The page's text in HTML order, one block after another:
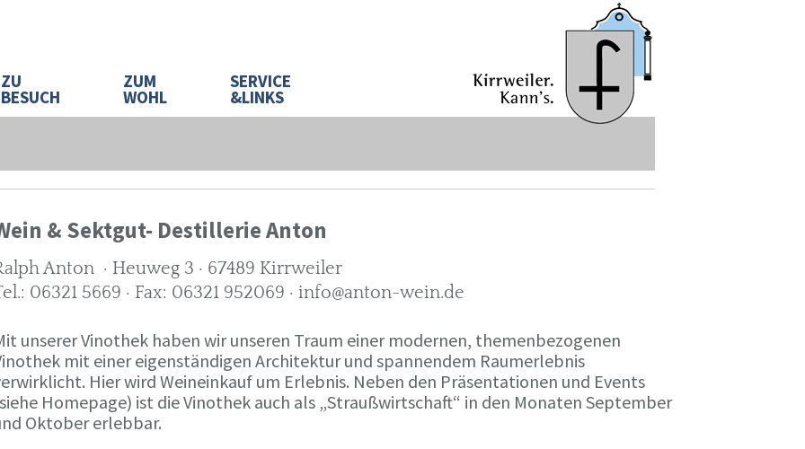
ZU
BESUCH
ZUM
WOHL
SERVICE
&LINKS
& Sektgut- Destillerie Anton
Anton · Heuweg 3 · 67489 Kirrweiler
06321 5669 · Fax: 06321 952069 · info@anton-wein.de
unserer Vinothek haben wir unseren Traum einer modernen, themenbezogenen
mit einer eigenständigen Architektur und spannendem Raumerlebnis
Hier wird Weineinkauf um Erlebnis. Neben den Präsentationen und Events
Homepage) ist die Vinothek auch als „Straußwirtschaft“ in den Monaten September
Oktober erlebbar.